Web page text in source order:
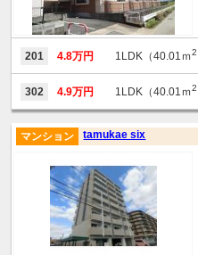
201 4.8万円 1LDK（40.01ｍ2
302 4.9万円 1LDK（40.01ｍ2
tamukae six
マンション